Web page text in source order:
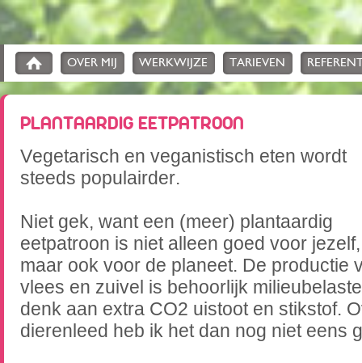
OVER MIJ WERKWIJZE TARIEVEN
PLANTAARDIG EETPATROON
Vegetarisch en veganistisch eten wordt
steeds populairder.
Niet gek, want een (meer) plantaardig
eetpatroon is niet alleen goed voor jezelf,
maar ook voor de planeet. De productie
vlees en zuivel is behoorlijk
denk aan extra CO2 uistoot en stikstof.
dierenleed heb ik het dan nog niet eens